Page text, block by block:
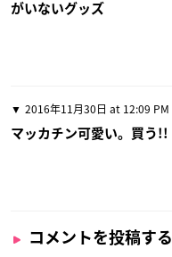
がいないグッズ
2016年11月30日 at 12:09 PM
マッカチン可愛い。買う!!
コメントを投稿する